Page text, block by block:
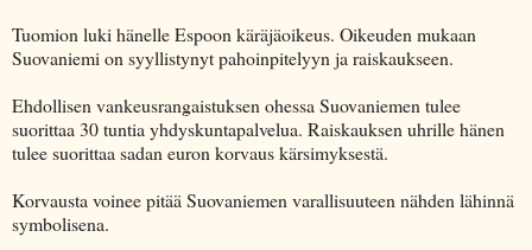
Tuomion luki hänelle Espoon käräjäoikeus. Oikeuden mukaan
Suovaniemi on syyllistynyt pahoinpitelyyn ja raiskaukseen.
Ehdollisen vankeusrangaistuksen ohessa Suovaniemen tulee
suorittaa 30 tuntia yhdyskuntapalvelua. Raiskauksen uhrille hänen
tulee suorittaa sadan euron korvaus kärsimyksestä.
Korvausta voinee pitää Suovaniemen varallisuuteen nähden lähinnä
symbolisena.